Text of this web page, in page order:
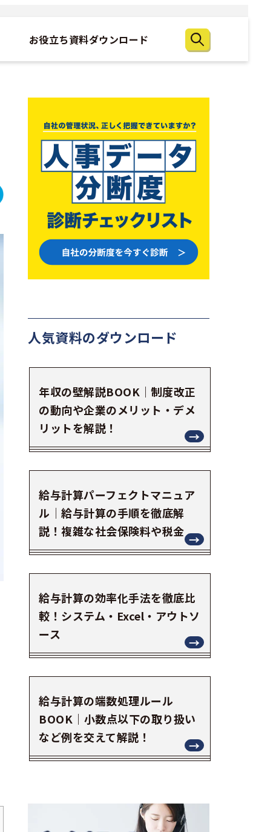
お役立ち資料ダウンロード
人気資料のダウンロード
年収の壁解説BOOK｜制度改正
の動向や企業のメリット・デメ
リットを解説！
給与計算パーフェクトマニュア
ル｜給与計算の手順を徹底解
説！複雑な社会保険料や税金
給与計算の効率化手法を徹底比
較！システム・Excel・アウトソ
ース
給与計算の端数処理ルール
BOOK｜小数点以下の取り扱い
など例を交えて解説！